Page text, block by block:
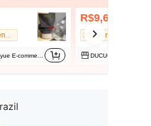
R$9,65
50+ vendido
DUCUCHONG